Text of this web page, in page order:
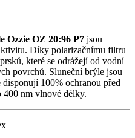
Ozzie OZ 20:96 P7 jsou
Díky polarizačnímu filtru
které se odrážejí od vodní
povrchů. Sluneční brýle jsou
100% ochranou před
nm vlnové délky.